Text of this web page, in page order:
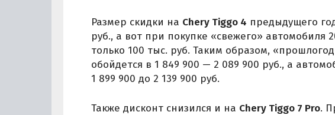
Размер скидки на Chery Tiggo 4 предыдущего
руб., а вот при покупке «свежего» автомобиля
только 100 тыс. руб. Таким образом,
обойдется в 1 849 900 — 2 089 900 руб., а
1 899 900 до 2 139 900 руб.
Также дисконт снизился и на Chery Tiggo 7 Pro.